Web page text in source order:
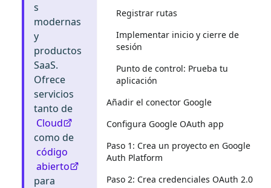
s
modernas
y
productos
SaaS.
Ofrece
servicios
tanto de
Cloud
como de
código
abierto
para
Registrar rutas
Implementar inicio y cierre de
sesión
Punto de control: Prueba tu
aplicación
Añadir el conector Google
Configura Google OAuth app
Paso 1: Crea un proyecto en Google
Auth Platform
Paso 2: Crea credenciales OAuth 2.0